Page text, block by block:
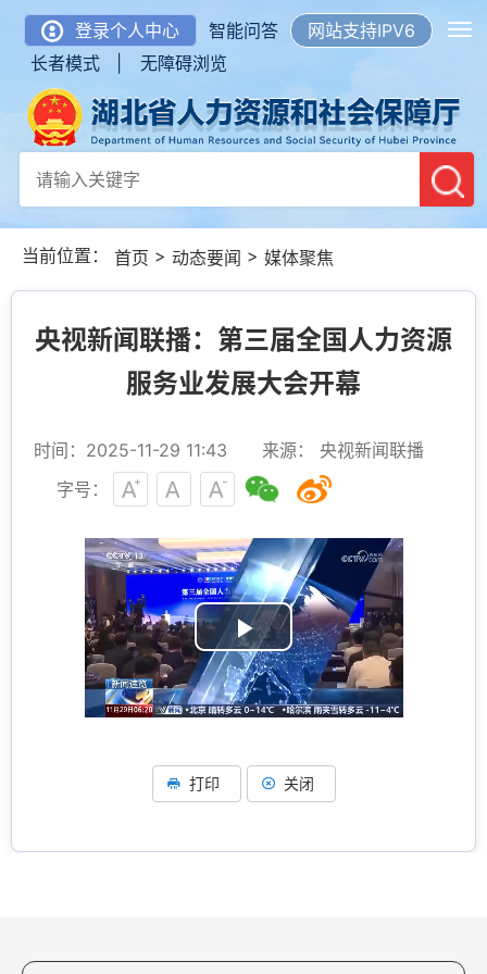
登录个人中心 智能问答
网站支持IPV6
长者模式 |
无障碍浏览
当前位置： 首页 > 动态要闻 > 媒体聚焦
央视新闻联播：第三届全国人力资源
服务业发展大会开幕
时间：2025-11-29 11:43
来源： 央视新闻联播
字号：
P
l
y
V
打印 关闭